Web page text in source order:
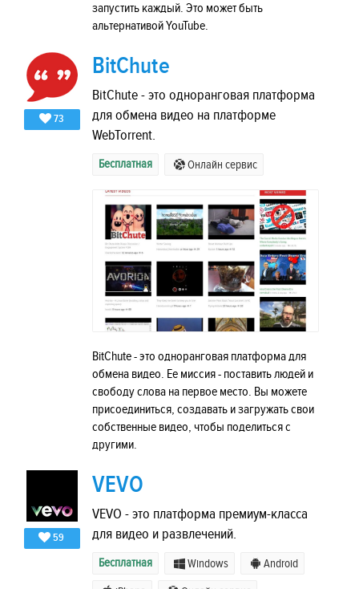
запустить каждый. Это может быть
альтернативой YouTube.
73
BitChute
BitChute - это одноранговая платформа
для обмена видео на платформе
WebTorrent.
Бесплатная Онлайн сервис
BitChute - это одноранговая платформа для
обмена видео. Ее миссия - поставить людей и
свободу слова на первое место. Вы можете
присоединиться, создавать и загружать свои
собственные видео, чтобы поделиться с
другими.
59
VEVO
VEVO - это платформа премиум-класса
для видео и развлечений.
Бесплатная Windows Android